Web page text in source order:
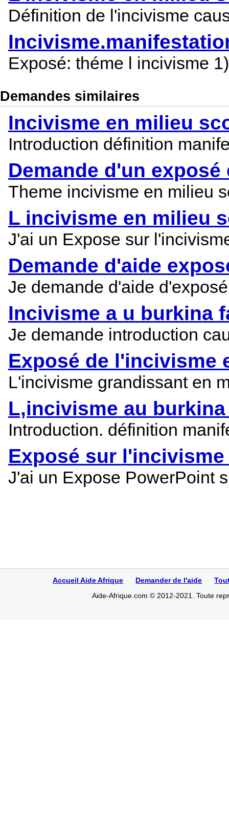
Définition de l'incivisme
Exposé: théme l incivisme
Demandes similaires
Incivisme en milieu
Introduction définition
Demande d'un exposé
Theme incivisme en milieu
L incivisme en milieu
J'ai un Expose sur
Demande d'aide
Je demande d'aide
Incivisme a u burkina
Je demande introduction
Exposé de l'incivisme
L'incivisme grandissant en
L,incivisme au
Introduction. définition
Exposé sur
J'ai un Expose PowerPoint
Accueil Aide Afrique Demander de l'aide
Aide-Afrique.com © 2012-2021. Toute